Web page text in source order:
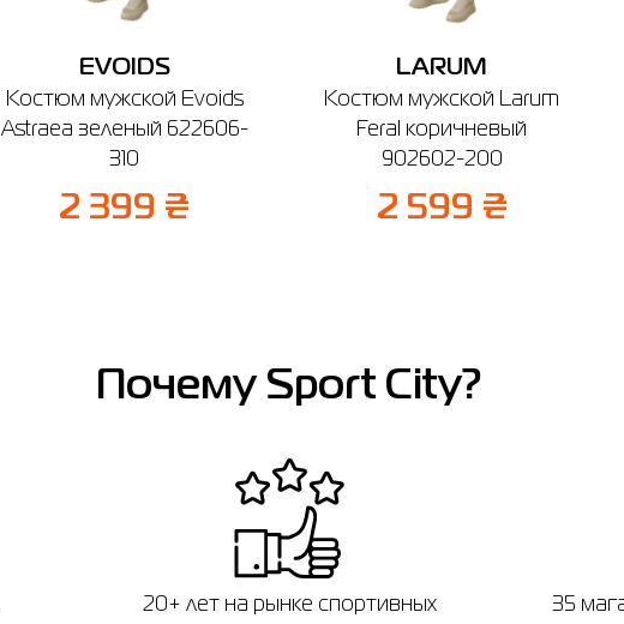
EVOIDS
Костюм мужской Evoids
Astraea зеленый 622606-
310
2 399 ₴
LARUM
Костюм мужской Larum
Feral коричневый
902602-200
2 599 ₴
Почему Sport City?
20+ лет на рынке спортивных 35